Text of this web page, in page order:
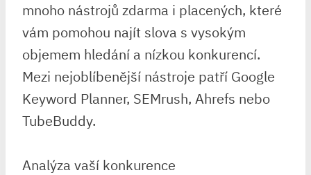
mnoho nástrojů zdarma i placených, které
vám pomohou najít slova s vysokým
objemem hledání a nízkou konkurencí.
Mezi nejoblíbenější nástroje patří Google
Keyword Planner, SEMrush, Ahrefs nebo
TubeBuddy.
Analýza vaší konkurence